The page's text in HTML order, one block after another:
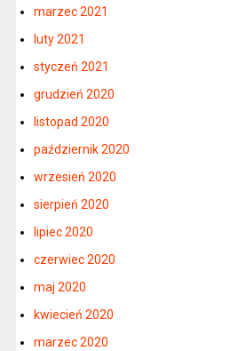
marzec 2021
luty 2021
styczeń 2021
grudzień 2020
listopad 2020
październik 2020
wrzesień 2020
sierpień 2020
lipiec 2020
czerwiec 2020
maj 2020
kwiecień 2020
marzec 2020